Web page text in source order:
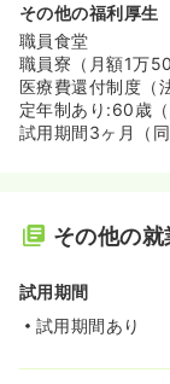
その他の福利厚生
職員食堂
職員寮（月額1万
医療費還付制度（
定年制あり:60歳
試用期間3ヶ月（同
その他の
試用期間
試用期間あり